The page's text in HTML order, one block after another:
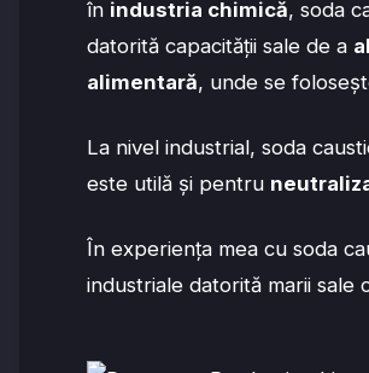
în industria chimică, soda
datorită capacității sale de a
alimentară, unde se
La nivel industrial, soda
este utilă și pentru
În experiența mea cu soda
industriale datorită marii sale